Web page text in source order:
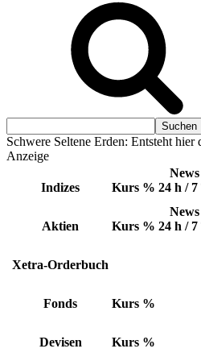
Schwere Seltene Erden: Entsteht
Anzeige
Indizes Kurs %
News
24 h /
Aktien Kurs %
News
24 h /
Xetra-Orderbuch
Fonds Kurs %
Devisen Kurs %